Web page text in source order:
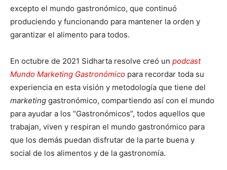
excepto el mundo gastronómico, que continuó
produciendo y funcionando para mantener la orden y
garantizar el alimento para todos.
En octubre de 2021 Sidharta resolve creó un podcast
Mundo Marketing Gastronómico para recordar toda su
experiencia en esta visión y metodología que tiene del
marketing gastronómico, compartiendo así con el mundo
para ayudar a los “Gastronómicos”, todos aquellos que
trabajan, viven y respiran el mundo gastronómico para
que los demás puedan disfrutar de la parte buena y
social de los alimentos y de la gastronomía.